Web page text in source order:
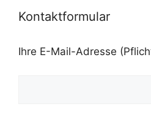
Kontaktformular
Ihre E-Mail-Adresse